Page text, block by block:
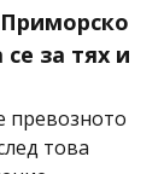
за тях и
превозното
това